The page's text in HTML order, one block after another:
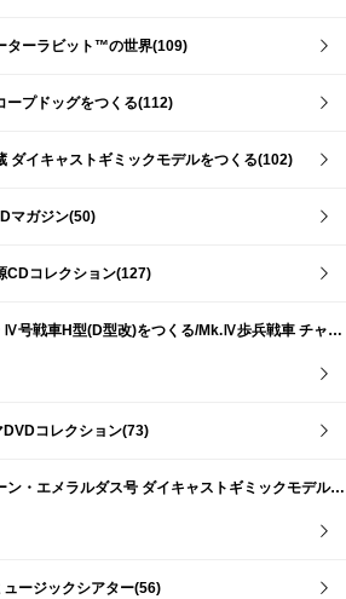
ターラビット™の世界(109)
ープドッグをつくる(112)
ダイキャストギミックモデルをつくる(102)
マガジン(50)
CDコレクション(127)
ガールズ&パンツァー Ⅳ号戦車H型(D型改)をつくる/Mk.Ⅳ歩兵戦車 チャーチルMk.Ⅶをつくる(191)
コレクション(73)
アルカディア号/クイーン・エメラルダス号 ダイキャストギミックモデルをつくる(159)
ージックシアター(56)